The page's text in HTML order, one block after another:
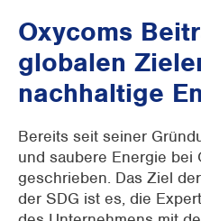
Oxycoms
globalen
nachhaltige
Bereits seit seiner
und saubere Energie bei
geschrieben. Das Ziel
der SDG ist es, die